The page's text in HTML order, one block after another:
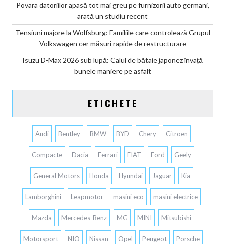
Povara datoriilor apasă tot mai greu pe furnizorii auto germani,
arată un studiu recent
Tensiuni majore la Wolfsburg: Familiile care controlează Grupul
Volkswagen cer măsuri rapide de restructurare
Isuzu D-Max 2026 sub lupă: Calul de bătaie japonez învață
bunele maniere pe asfalt
ETICHETE
Audi Bentley BMW BYD Chery Citroen
Compacte Dacia Ferrari FIAT Ford Geely
General Motors Honda Hyundai Jaguar Kia
Lamborghini Leapmotor masini eco masini electrice
Mazda Mercedes-Benz MG MINI Mitsubishi
Motorsport NIO Nissan Opel Peugeot Porsche